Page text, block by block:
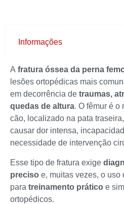
Informações
A fratura óssea da perna
lesões ortopédicas mais
em decorrência de traumas,
quedas de altura. O fêmur é o
cão, localizado na pata
causar dor intensa,
necessidade de intervenção
Esse tipo de fratura exige
preciso e, muitas vezes, o
para treinamento prático e
ortopédicos.